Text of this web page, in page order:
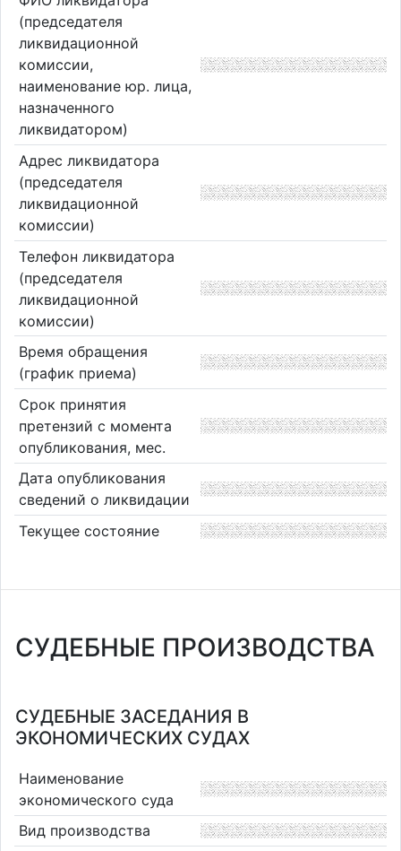
(председателя
ликвидационной
комиссии,
наименование юр. лица,
назначенного
ликвидатором)
Адрес ликвидатора
(председателя
ликвидационной
комиссии)
Телефон ликвидатора
(председателя
ликвидационной
комиссии)
Время обращения
(график приема)
Срок принятия
претензий с момента
опубликования, мес.
Дата опубликования
сведений о ликвидации
Текущее состояние
СУДЕБНЫЕ ПРОИЗВОДСТВА
СУДЕБНЫЕ ЗАСЕДАНИЯ В
ЭКОНОМИЧЕСКИХ СУДАХ
Наименование
экономического суда
Вид производства